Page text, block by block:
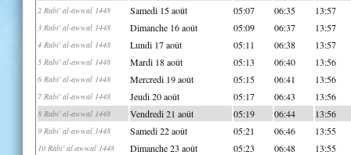
2 Rabi' al-awwal 1448 Samedi 15 août 05:07 06:35 13:57
3 Rabi' al-awwal 1448 Dimanche 16 août 05:09 06:37 13:57
4 Rabi' al-awwal 1448 Lundi 17 août 05:11 06:38 13:57
5 Rabi' al-awwal 1448 Mardi 18 août 05:13 06:40 13:56
6 Rabi' al-awwal 1448 Mercredi 19 août 05:15 06:41 13:56
7 Rabi' al-awwal 1448 Jeudi 20 août 05:17 06:43 13:56
8 Rabi' al-awwal 1448 Vendredi 21 août 05:19 06:44 13:56
9 Rabi' al-awwal 1448 Samedi 22 août 05:21 06:46 13:55
10 Rabi' al-awwal 1448 Dimanche 23 août 05:23 06:48 13:55